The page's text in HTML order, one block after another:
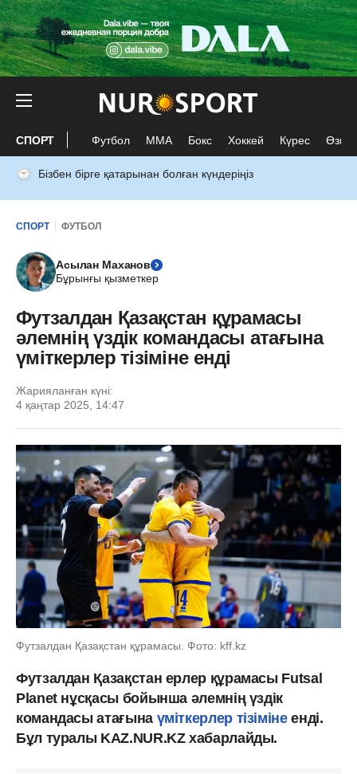
СПОРТ Футбол ММА Бокс Хоккей Күрес Өзге
Бізбен бірге қатарынан болған күндеріңіз
СПОРТ ФУТБОЛ
Асылан Маханов
Бұрынғы қызметкер
Футзалдан Қазақстан құрамасы
әлемнің үздік командасы атағына
үміткерлер тізіміне енді
Жарияланған күні:
4 қаңтар 2025, 14:47
Футзалдан Қазақстан құрамасы. Фото: kff.kz
Футзалдан Қазақстан ерлер құрамасы Futsal
Planet нұсқасы бойынша әлемнің үздік
командасы атағына үміткерлер тізімінеенді.
Бұл туралы KAZ.NUR.KZ хабарлайды.